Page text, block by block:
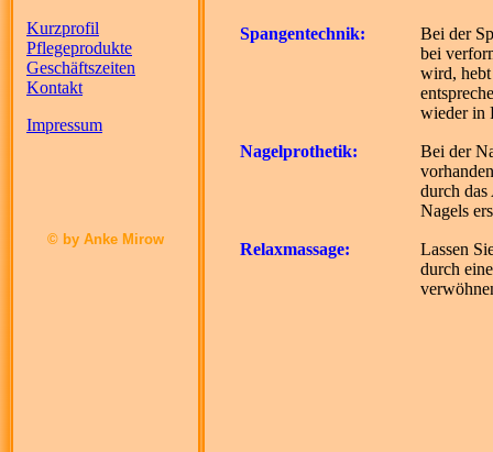
Kurzprofil
Pflegeprodukte
Geschäftszeiten
Kontakt
Impressum
© by Anke Mirow
Spangentechnik:
Bei der
bei
wird, hebt
wieder in
Nagelprothetik:
Bei der
durch
Nagels
Relaxmassage:
Lassen
durch